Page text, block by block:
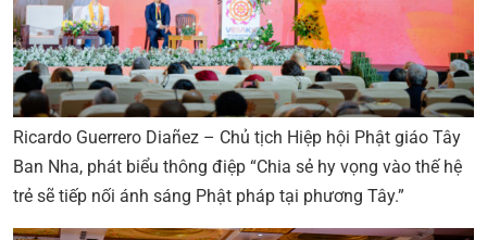
Ricardo Guerrero Diañez – Chủ tịch Hiệp hội Phật giáo Tây
Ban Nha, phát biểu thông điệp “Chia sẻ hy vọng vào thế hệ
trẻ sẽ tiếp nối ánh sáng Phật pháp tại phương Tây.”